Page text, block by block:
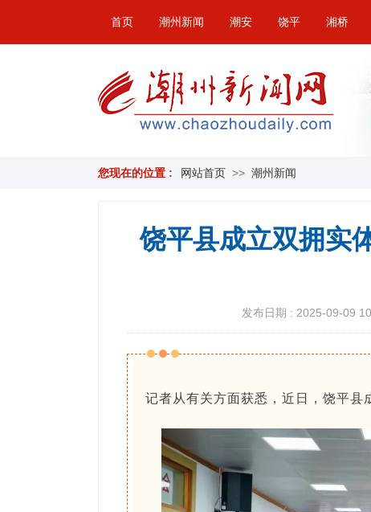
首页 潮州新闻 潮安 饶平 湘桥
您现在的位置 : 网站首页 >> 潮州新闻
饶平县成立双拥实
发布日期 : 2025-09-09
记者从有关方面获悉，近日，饶平县